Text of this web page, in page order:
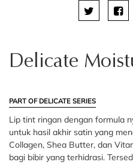
Delicate
PART OF DELICATE SERIES
Lip tint ringan dengan formula
untuk hasil akhir satin yang
Collagen, Shea Butter, dan
bagi bibir yang terhidrasi.